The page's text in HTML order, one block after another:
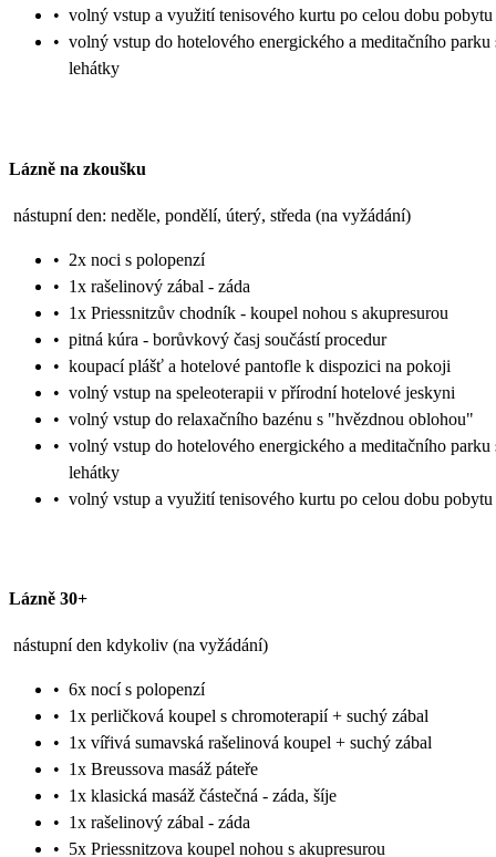
• volný vstup a využití tenisového kurtu po celou dobu pobytu
• volný vstup do hotelového energického a meditačního parku
lehátky
Lázně na zkoušku
nástupní den: neděle, pondělí, úterý, středa (na vyžádání)
• 2x noci s polopenzí
• 1x rašelinový zábal - záda
• 1x Priessnitzův chodník - koupel nohou s akupresurou
• pitná kúra - borůvkový časj součástí procedur
• koupací plášť a hotelové pantofle k dispozici na pokoji
• volný vstup na speleoterapii v přírodní hotelové jeskyni
• volný vstup do relaxačního bazénu s "hvězdnou oblohou"
• volný vstup do hotelového energického a meditačního parku
lehátky
• volný vstup a využití tenisového kurtu po celou dobu pobytu
Lázně 30+
nástupní den kdykoliv (na vyžádání)
• 6x nocí s polopenzí
• 1x perličková koupel s chromoterapií + suchý zábal
• 1x vířivá sumavská rašelinová koupel + suchý zábal
• 1x Breussova masáž páteře
• 1x klasická masáž částečná - záda, šíje
• 1x rašelinový zábal - záda
• 5x Priessnitzova koupel nohou s akupresurou